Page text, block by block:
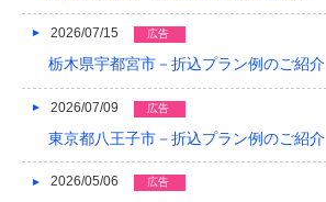
2023/07
2023/05
2023/04
2023/03
2026/07/15 広告
栃木県宇都宮市－折込プラン例のご紹介
2026/07/09 広告
東京都八王子市－折込プラン例のご紹介
2026/05/06 広告